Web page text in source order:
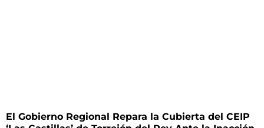
El Gobierno Regional Repara la Cubierta del CEIP